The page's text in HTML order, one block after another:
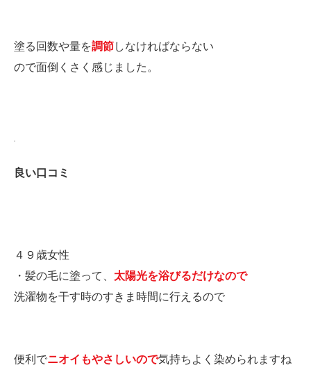
塗る回数や量を調節しなければならない
ので面倒くさく感じました。
良い口コミ
４９歳女性
・髪の毛に塗って、 太陽光を浴びるだけなので
洗濯物を干す時のすきま時間に行えるので
便利でニオイもやさしいので気持ちよく染められますね